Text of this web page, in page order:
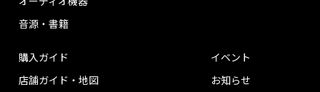
音源・書籍
購入ガイド
店舗ガイド・地図
イベント
お知らせ